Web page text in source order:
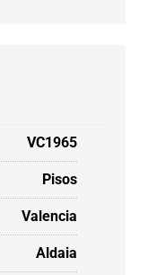
VC1965
Pisos
Valencia
Aldaia